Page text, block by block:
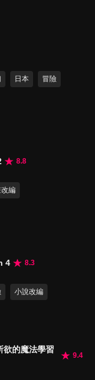
日本 冒險
8.8
編
4
8.3
小說改編
欲的魔法學習
9.4